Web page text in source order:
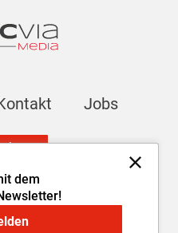
dem
Jobs
Cookie-Einstellungen